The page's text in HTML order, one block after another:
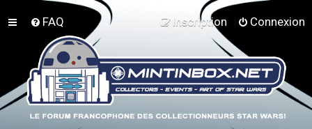
FAQ Connexion
Inscription